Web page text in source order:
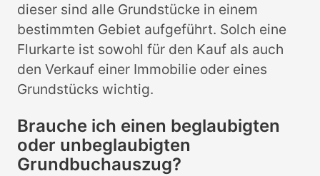
dieser sind alle Grundstücke in einem
bestimmten Gebiet aufgeführt. Solch eine
Flurkarte ist sowohl für den Kauf als auch
den Verkauf einer Immobilie oder eines
Grundstücks wichtig.
Brauche ich einen beglaubigten
oder unbeglaubigten
Grundbuchauszug?